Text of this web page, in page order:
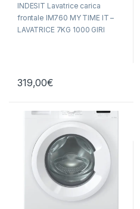
INDESIT Lavatrice carica
frontale IM760 MY TIME IT –
LAVATRICE 7KG 1000 GIRI
319,00€